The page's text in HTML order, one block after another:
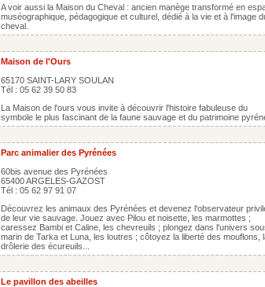
A voir aussi la Maison du Cheval : ancien manège transformé en
muséographique, pédagogique et culturel, dédié à la vie et à l'image
cheval.
Maison de l'Ours
65170 SAINT-LARY SOULAN
Tél : 05 62 39 50 83
La Maison de l'ours vous invite à découvrir l'histoire fabuleuse du
symbole le plus fascinant de la faune sauvage et du patrimoine
Parc animalier des Pyrénées
60bis avenue des Pyrénées
65400 ARGELES-GAZOST
Tél : 05 62 97 91 07
Découvrez les animaux des Pyrénées et devenez l'observateur
de leur vie sauvage. Jouez avec Pilou et noisette, les marmottes ;
caressez Bambi et Caline, les chevreuils ; plongez dans l'univers
marin de Tarka et Luna, les loutres ; côtoyez la liberté des mouflons,
drôlerie des écureuils...
Le pavillon des abeilles